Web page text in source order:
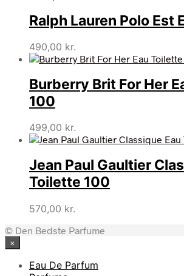
Ralph Lauren Polo Est
490,00 kr.
Burberry Brit For Her
100
499,00 kr.
Jean Paul Gaultier
Toilette 100
570,00 kr.
© Den Bedste Parfume
×
Eau De Parfum